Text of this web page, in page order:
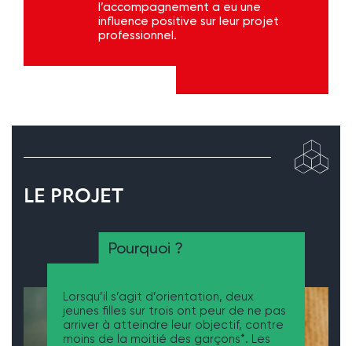
l’accompagnement a eu une
influence positive sur leur projet
professionnel.
LE PROJET
Pourquoi ?
Lorsqu’il s’agit d’orientation, deux
jeunes filles sur trois ont peur de ne pas
arriver à atteindre leur objectif, contre
moins de la moitié des garçons*. Les